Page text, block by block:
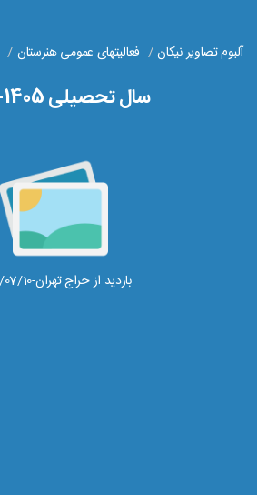
آلبوم تصاویر نیکان فعالیتهای عمومی هنرستان
سال تحصیلی 1405-1404
بازدید از حراج تهران-1404/07/10